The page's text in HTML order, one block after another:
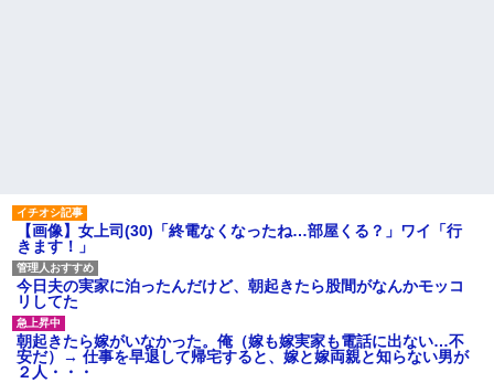
私「ちょっと、人の家の金庫
触らないでよ！」キチママ『そ
こに金庫があったから、開けて
みようとしただけ☆』義兄「泥
は出てけ！二度と来るな！」結
果・・・
私「初めて飲む味だけどなん
のお茶？」彼「ちっ！」私「」
【GIF】JSのカンチョーワロ
タ
【画像】女上司(30)「終電なくなったね…部屋くる？」ワイ「行
きます！」
今日夫の実家に泊ったんだけど、朝起きたら股間がなんかモッコ
リしてた
朝起きたら嫁がいなかった。俺（嫁も嫁実家も電話に出ない…不
安だ）→ 仕事を早退して帰宅すると、嫁と嫁両親と知らない男が
２人・・・